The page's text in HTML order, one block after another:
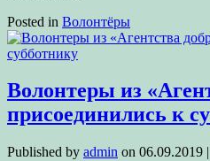
Posted in Волонтёры
Волонтеры из
присоединились к
Published by admin on 06.09.2019 |